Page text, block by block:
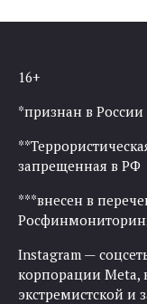
16+
*признан в
запрещенная в РФ
***внесен в
Instagram —
корпорации Meta,
экстремистской и